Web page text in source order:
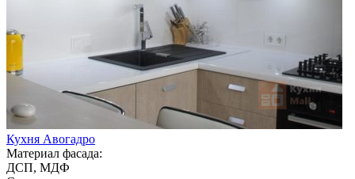
Кухня Авогадро
Материал фасада:
ДСП, МДФ